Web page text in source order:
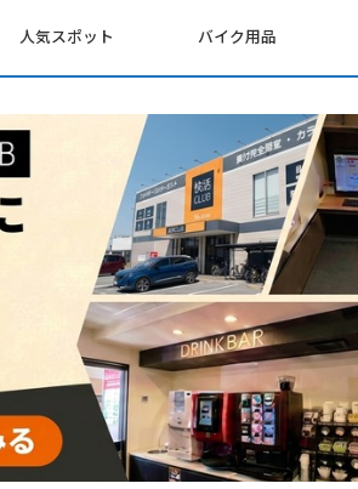
人気スポット バイク用品